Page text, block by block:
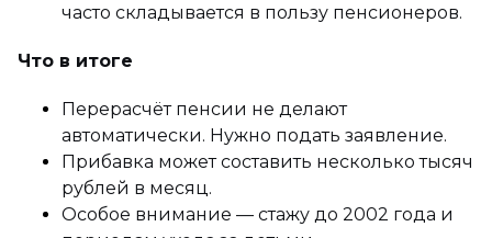
часто складывается в пользу пенсионеров.
Что в итоге
Перерасчёт пенсии не делают
автоматически. Нужно подать заявление.
Прибавка может составить несколько тысяч
рублей в месяц.
Особое внимание — стажу до 2002 года и